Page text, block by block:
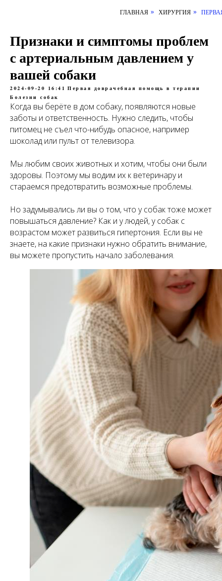
ГЛАВНАЯ » ХИРУРГИЯ »
Признаки и симптомы проблем
с артериальным давлением у
вашей собаки
2024-09-20 16:41 Первая доврачебная помощь в терапии
Болезни собак
Когда вы берёте в дом собаку, появляются новые
заботы и ответственность. Нужно следить, чтобы
питомец не съел что-нибудь опасное, например
шоколад или пульт от телевизора.
Мы любим своих животных и хотим, чтобы они были
здоровы. Поэтому мы водим их к ветеринару и
стараемся предотвратить возможные проблемы.
Но задумывались ли вы о том, что у собак тоже может
повышаться давление? Как и у людей, у собак с
возрастом может развиться гипертония. Если вы не
знаете, на какие признаки нужно обратить внимание,
вы можете пропустить начало заболевания.